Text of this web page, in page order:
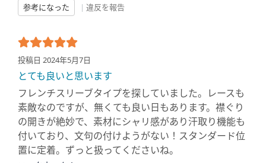
参考になった
| 違反を報告
投稿日 2024年5月7日
とても良いと思います
フレンチスリーブタイプを探していました。レースも
素敵なのですが、無くても良い日もあります。襟ぐり
の開きが絶妙で、素材にシャリ感があり汗取り機能も
付いており、文句の付けようがない！スタンダード位
置に定着。ずっと扱ってくださいね。